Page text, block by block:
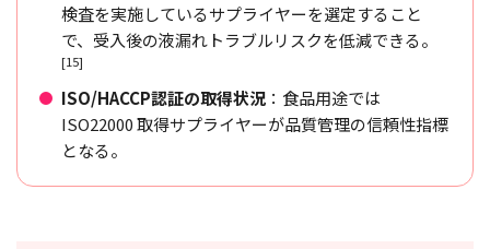
検査を実施しているサプライヤーを選定すること
で、受入後の液漏れトラブルリスクを低減できる。
[15]
ISO/HACCP認証の取得状況 ：食品用途では
ISO22000 取得サプライヤーが品質管理の信頼性指標
となる。